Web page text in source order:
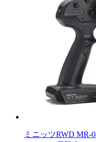
ミニッツRWD MR-